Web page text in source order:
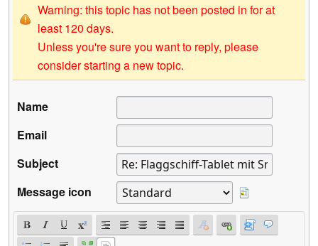
Warning: this topic has not been posted in for at
least 120 days.
Unless you're sure you want to reply, please
consider starting a new topic.
Name
Email
Subject
Message icon